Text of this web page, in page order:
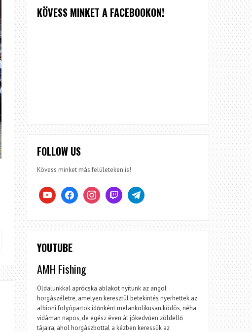
KÖVESS MINKET A FACEBOOKON!
FOLLOW US
Kövess minket más felületeken is!
youtubefacebookinstagramtwitch telegram
YOUTUBE
AMH Fishing
Oldalunkkal aprócska ablakot nyitunk az angol
horgászéletre, amelyen keresztül betekintés nyerhettek az
albioni folyópartok időnként melankolikusan ködös, néha
vidáman napos, de egész éven át jókedvűen zöldellő
tájaira, ahol horgászbottal a kézben keressük az